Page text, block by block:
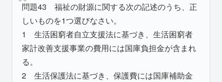
問題43 福祉の財源に関する次の記述のうち、正
しいものを1つ選びなさい。
1 生活困窮者自立支援法に基づき、生活困窮者
家計改善支援事業の費用には国庫負担金が含まれ
る。
2 生活保護法に基づき、保護費には国庫補助金